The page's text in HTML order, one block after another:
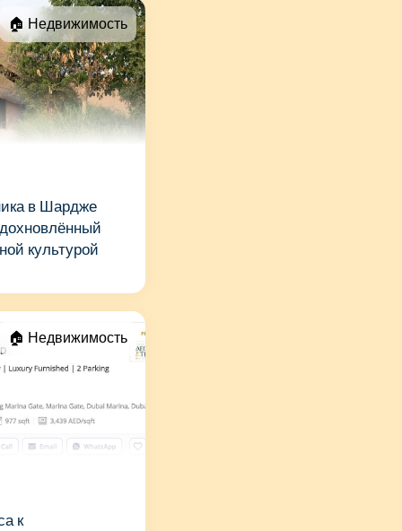
🏠 Недвижимость
в Шардже
культурой
🏠 Недвижимость
к